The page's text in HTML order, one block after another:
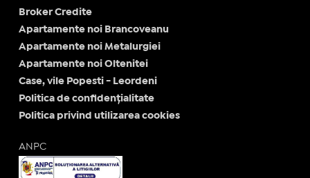
Broker Credite
Apartamente noi Brancoveanu
Apartamente noi Metalurgiei
Apartamente noi Oltenitei
Case, vile Popesti - Leordeni
Politica de confidențialitate
Politica privind utilizarea cookies
ANPC